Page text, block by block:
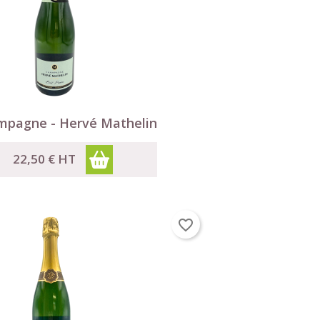
××
- Hervé Mathelin
22,50 € HT
Aperçu rapide
favorite_border